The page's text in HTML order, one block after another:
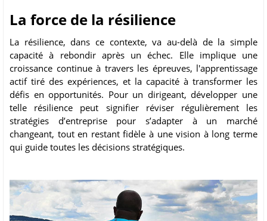
La force de la résilience
La résilience, dans ce contexte, va au-delà de la simple
capacité à rebondir après un échec. Elle implique une
croissance continue à travers les épreuves, l'apprentissage
actif tiré des expériences, et la capacité à transformer les
défis en opportunités. Pour un dirigeant, développer une
telle résilience peut signifier réviser régulièrement les
stratégies d’entreprise pour s’adapter à un marché
changeant, tout en restant fidèle à une vision à long terme
qui guide toutes les décisions stratégiques.